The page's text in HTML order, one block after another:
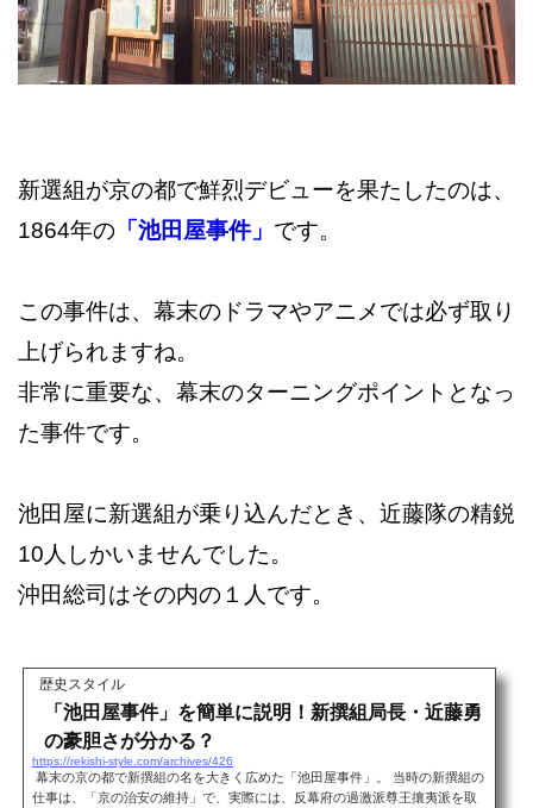
新選組が京の都で鮮烈デビューを果たしたのは、
1864年の 「池田屋事件」 です。
この事件は、幕末のドラマやアニメでは必ず取り
上げられますね。
非常に重要な、幕末のターニングポイントとなっ
た事件です。
池田屋に新選組が乗り込んだとき、近藤隊の精鋭
10人しかいませんでした。
沖田総司はその内の１人です。
歴史スタイル
「池田屋事件」を簡単に説明！新撰組局長・近藤勇
の豪胆さが分かる？
https://rekishi-style.com/archives/426
幕末の京の都で新撰組の名を大きく広めた「池田屋事件」。 当時の新撰組の
仕事は、「京の治安の維持」で、実際には、反幕府の過激派尊王攘夷派を取